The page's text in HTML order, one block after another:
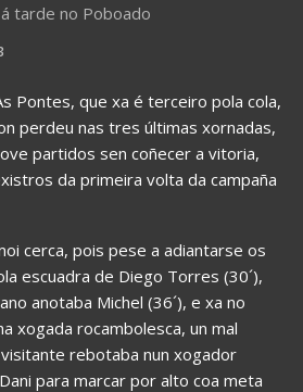
tarde no Poboado
Pontes, que xa é terceiro pola cola,
perdeu nas tres últimas xornadas,
partidos sen coñecer a vitoria,
da primeira volta da campaña
cerca, pois pese a adiantarse os
escuadra de Diego Torres (30´),
anotaba Michel (36´), e xa no
xogada rocambolesca, un mal
rebotaba nun xogador
para marcar por alto coa meta